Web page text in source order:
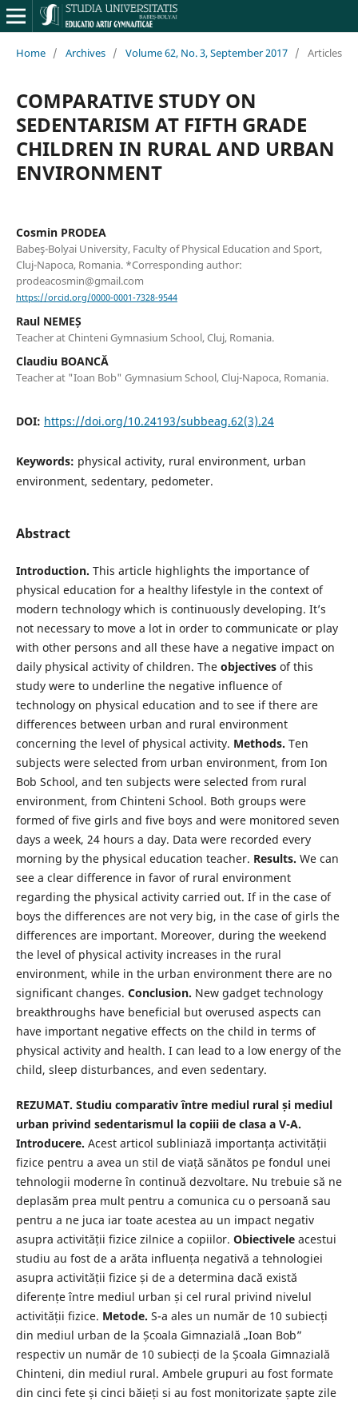
Home / Archives / Volume 62, No. 3, September 2017 / Articles
COMPARATIVE STUDY ON
SEDENTARISM AT FIFTH GRADE
CHILDREN IN RURAL AND URBAN
ENVIRONMENT
Cosmin PRODEA
Babeş-Bolyai University, Faculty of Physical Education and Sport,
Cluj-Napoca, Romania. *Corresponding author:
prodeacosmin@gmail.com
https://orcid.org/0000-0001-7328-9544
Raul NEMEȘ
Teacher at Chinteni Gymnasium School, Cluj, Romania.
Claudiu BOANCĂ
Teacher at "Ioan Bob" Gymnasium School, Cluj-Napoca, Romania.
DOI: https://doi.org/10.24193/subbeag.62(3).24
Keywords: physical activity, rural environment, urban
environment, sedentary, pedometer.
Abstract
Introduction. This article highlights the importance of
physical education for a healthy lifestyle in the context of
modern technology which is continuously developing. It’s
not necessary to move a lot in order to communicate or play
with other persons and all these have a negative impact on
daily physical activity of children. The objectivesof this
study were to underline the negative influence of
technology on physical education and to see if there are
differences between urban and rural environment
concerning the level of physical activity. Methods. Ten
subjects were selected from urban environment, from Ion
Bob School, and ten subjects were selected from rural
environment, from Chinteni School. Both groups were
formed of five girls and five boys and were monitored seven
days a week, 24 hours a day. Data were recorded every
morning by the physical education teacher. Results. We can
see a clear difference in favor of rural environment
regarding the physical activity carried out. If in the case of
boys the differences are not very big, in the case of girls the
differences are important. Moreover, during the weekend
the level of physical activity increases in the rural
environment, while in the urban environment there are no
significant changes. Conclusion. New gadget technology
breakthroughs have beneficial but overused aspects can
have important negative effects on the child in terms of
physical activity and health. I can lead to a low energy of the
child, sleep disturbances, and even sedentary.
REZUMAT. Studiu comparativ între mediul rural și mediul
urban privind sedentarismul la copiii de clasa a V-A.
Introducere. Acest articol subliniază importanța activității
fizice pentru a avea un stil de viață sănătos pe fondul unei
tehnologii moderne în continuă dezvoltare. Nu trebuie să ne
deplasăm prea mult pentru a comunica cu o persoană sau
pentru a ne juca iar toate acestea au un impact negativ
asupra activității fizice zilnice a copiilor. Obiectiveleacestui
studiu au fost de a arăta influența negativă a tehnologiei
asupra activității fizice și de a determina dacă există
diferențe între mediul urban și cel rural privind nivelul
activității fizice. Metode. S-a ales un număr de 10 subiecți
din mediul urban de la Școala Gimnazială „Ioan Bob”
respectiv un număr de 10 subiecți de la Școala Gimnazială
Chinteni, din mediul rural. Ambele grupuri au fost formate
din cinci fete și cinci băieți si au fost monitorizate șapte zile